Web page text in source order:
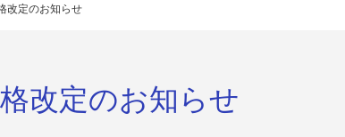
改定のお知らせ
改定のお知らせ